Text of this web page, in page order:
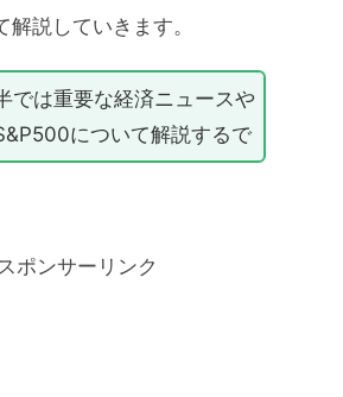
解説していきます。
では重要な経済ニュースや
について解説するで
スポンサーリンク